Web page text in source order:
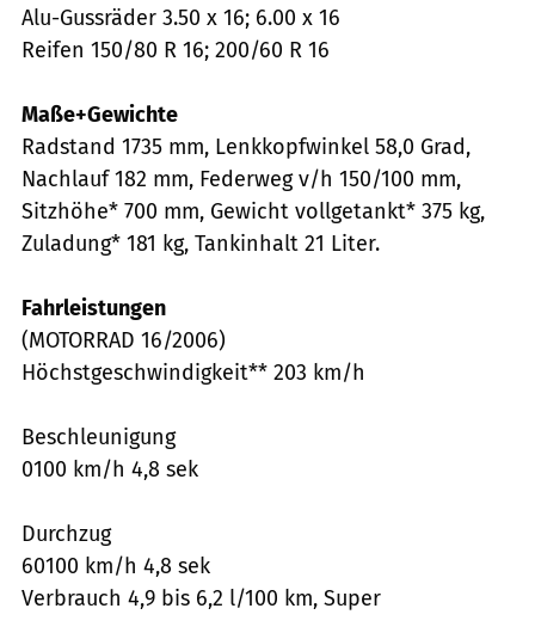
Alu-Gussräder 3.50 x 16; 6.00 x 16
Reifen 150/80 R 16; 200/60 R 16
Maße+Gewichte
Radstand 1735 mm, Lenkkopfwinkel 58,0 Grad,
Nachlauf 182 mm, Federweg v/h 150/100 mm,
Sitzhöhe* 700 mm, Gewicht vollgetankt* 375 kg,
Zuladung* 181 kg, Tankinhalt 21 Liter.
Fahrleistungen
(MOTORRAD 16/2006)
Höchstgeschwindigkeit** 203 km/h
Beschleunigung
0100 km/h 4,8 sek
Durchzug
60100 km/h 4,8 sek
Verbrauch 4,9 bis 6,2 l/100 km, Super